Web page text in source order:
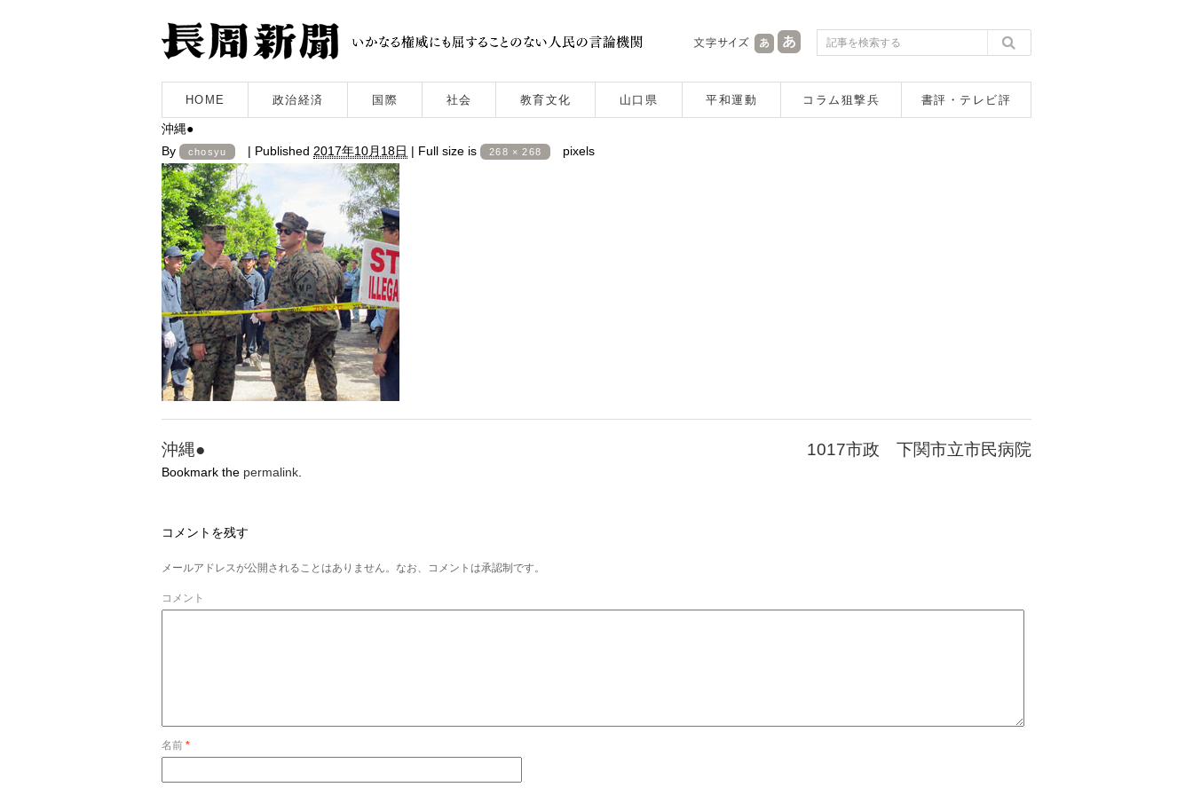
HOME 政治経済 国際 社会 教育文化 山口県 平和運動 コラム狙撃兵 書評・テレビ評
沖縄●
By
chosyu | Published 2017年10月18日 | Full size is 268 × 268 pixels
沖縄● 1017市政 下関市立市民病院
Bookmark the permalink
コメントを残す
メールアドレスが公開されることはありません。なお、コメントは承認制です。
コメント
名前 *